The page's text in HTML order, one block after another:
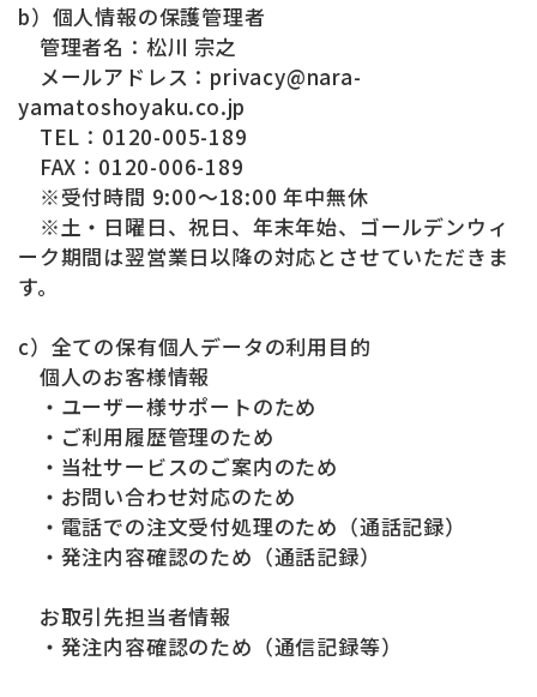
b）個人情報の保護管理者
管理者名：松川 宗之
メールアドレス：privacy@nara-
yamatoshoyaku.co.jp
TEL：0120-005-189
FAX：0120-006-189
※受付時間 9:00～18:00 年中無休
※土・日曜日、祝日、年末年始、ゴールデンウィ
ーク期間は翌営業日以降の対応とさせていただきま
す。
c）全ての保有個人データの利用目的
個人のお客様情報
・ユーザー様サポートのため
・ご利用履歴管理のため
・当社サービスのご案内のため
・お問い合わせ対応のため
・電話での注文受付処理のため（通話記録）
・発注内容確認のため（通話記録）
お取引先担当者情報
・発注内容確認のため（通信記録等）